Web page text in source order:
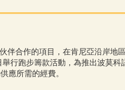
伴合作的項目，在肯尼亞沿岸地
行跑步籌款活動，為推出波莫科
應所需的經費。